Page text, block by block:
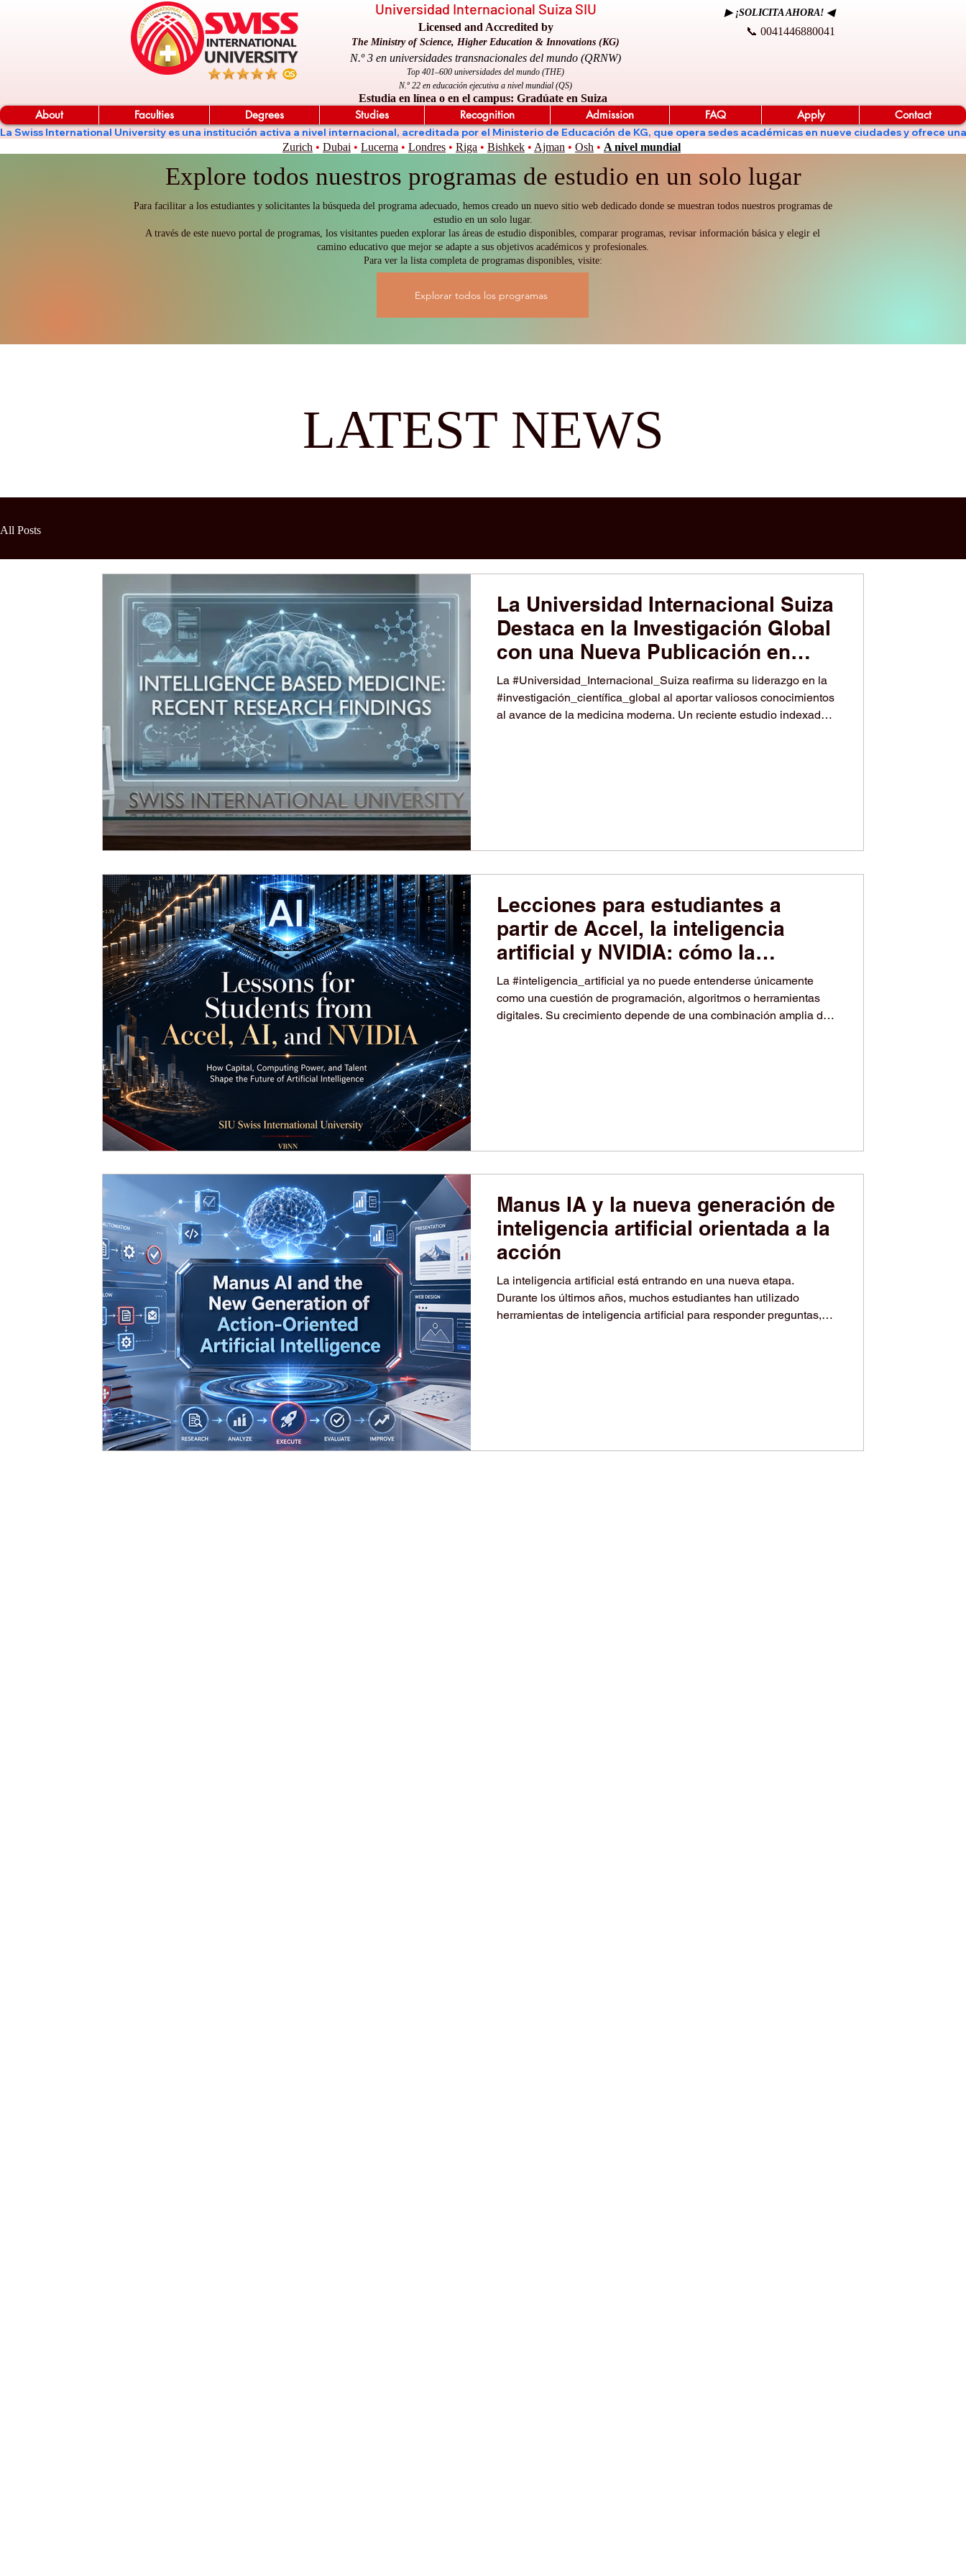
Universidad Internacional Suiza SIU
Licensed and Accredited by
The Ministry of Science, Higher Education & Innovations (KG)
N.º 3 en universidades transnacionales del mundo (QRNW)
Top 401–600 universidades del mundo (THE)
▶ ¡SOLICITA AHORA! ◀
📞 0041446880041
N.º 22 en educación ejecutiva a nivel mundial (QS)
Estudia en línea o en el campus: Gradúate en Suiza
About Faculties Degrees Studies Recognition Admission FAQ Apply Contact
La Swiss International University es una institución activa a nivel internacional, acreditada por el Ministerio de Educación de KG, que opera sedes académicas en nueve ciudades y
Zurich • Dubai • Lucerna • Londres • Riga • Bishkek • Ajman • Osh • A nivel mundial
Explore todos nuestros programas de estudio en un solo lugar
Para facilitar a los estudiantes y solicitantes la búsqueda del programa adecuado, hemos creado un nuevo sitio web dedicado donde se muestran todos nuestros programas de
estudio en un solo lugar.
A través de este nuevo portal de programas, los visitantes pueden explorar las áreas de estudio disponibles, comparar programas, revisar información básica y elegir el
camino educativo que mejor se adapte a sus objetivos académicos y profesionales.
Para ver la lista completa de programas disponibles, visite:
Explorar todos los programas
LATEST NEWS
All Posts
La Universidad Internacional Suiza
Destaca en la Investigación Global
con una Nueva Publicación en
Scopus
La #Universidad_Internacional_Suiza reafirma su liderazgo en la
#investigación_científica_global al aportar valiosos conocimientos
al avance de la medicina moderna. Un reciente estudio indexado
Lecciones para estudiantes a
partir de Accel, la inteligencia
artificial y NVIDIA: cómo la
inversión, la potencia de cálculo y
el talento están construyendo el
futuro
La #inteligencia_artificial ya no puede entenderse únicamente
como una cuestión de programación, algoritmos o herramientas
digitales. Su crecimiento depende de una combinación amplia de
Manus IA y la nueva generación de
inteligencia artificial orientada a la
acción
La inteligencia artificial está entrando en una nueva etapa.
Durante los últimos años, muchos estudiantes han utilizado
herramientas de inteligencia artificial para responder preguntas,